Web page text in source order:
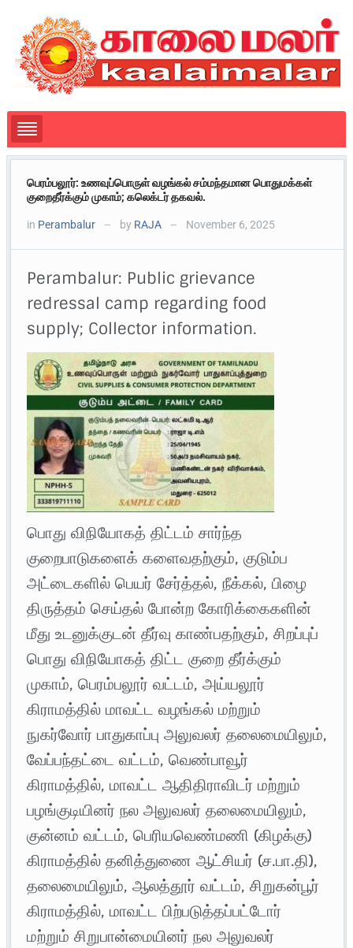
பெரம்பலூர்: உணவுப்பொருள் வழங்கல் சம்மந்தமான பொதுமக்கள்
குறைதீர்க்கும் முகாம்; கலெக்டர் தகவல்.
in Perambalur — by RAJA — November 6, 2025
Perambalur: Public grievance
redressal camp regarding food
supply; Collector information.
பொது விநியோகத் திட்டம் சார்ந்த
குறைபாடுகளைக் களைவதற்கும், குடும்ப
அட்டைகளில் பெயர் சேர்த்தல், நீக்கல், பிழை
திருத்தம் செய்தல் போன்ற கோரிக்கைகளின்
மீது உடனுக்குடன் தீர்வு காண்பதற்கும், சிறப்புப்
பொது விநியோகத் திட்ட குறை தீர்க்கும்
முகாம், பெரம்பலூர் வட்டம், அய்யலூர்
கிராமத்தில் மாவட்ட வழங்கல் மற்றும்
நுகர்வோர் பாதுகாப்பு அலுவலர் தலைமையிலும்,
வேப்பந்தட்டை வட்டம், வெண்பாவூர்
கிராமத்தில், மாவட்ட ஆதிதிராவிடர் மற்றும்
பழங்குடியினர் நல அலுவலர் தலைமையிலும்,
குன்னம் வட்டம், பெரியவெண்மணி (கிழக்கு)
கிராமத்தில் தனித்துணை ஆட்சியர் (ச.பா.தி),
தலைமையிலும், ஆலத்தூர் வட்டம், சிறுகன்பூர்
கிராமத்தில், மாவட்ட பிற்படுத்தப்பட்டோர்
மற்றும் சிறுபான்மையினர் நல அலுவலர்